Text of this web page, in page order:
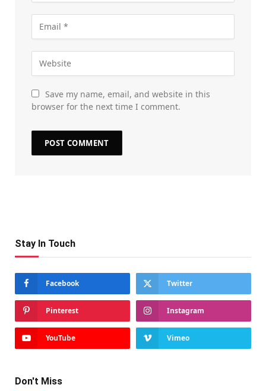
Save my name, email, and website in this
browser for the next time I comment.
Stay In Touch
Facebook Twitter
Pinterest Instagram
YouTube Vimeo
Don't Miss